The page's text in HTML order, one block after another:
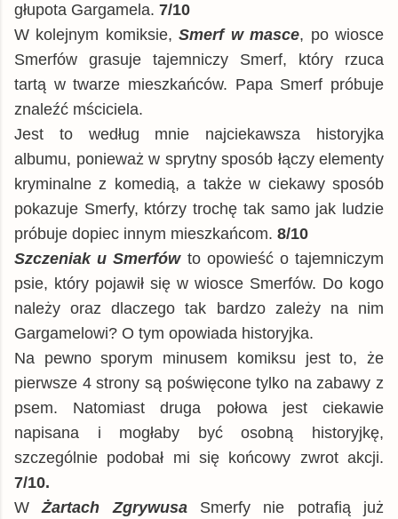
głupota Gargamela. 7/10
W kolejnym komiksie,Smerf w masce, po wiosce
Smerfów grasuje tajemniczy Smerf, który rzuca
tartą w twarze mieszkańców. Papa Smerf próbuje
znaleźć mściciela.
Jest to według mnie najciekawsza historyjka
albumu, ponieważ w sprytny sposób łączy elementy
kryminalne z komedią, a także w ciekawy sposób
pokazuje Smerfy, którzy trochę tak samo jak ludzie
próbuje dopiec innym mieszkańcom. 8/10
Szczeniak u Smerfów to opowieść o tajemniczym
psie, który pojawił się w wiosce Smerfów. Do kogo
należy oraz dlaczego tak bardzo zależy na nim
Gargamelowi? O tym opowiada historyjka.
Na pewno sporym minusem komiksu jest to, że
pierwsze 4 strony są poświęcone tylko na zabawy z
psem. Natomiast druga połowa jest ciekawie
napisana i mogłaby być osobną historyjkę,
szczególnie podobał mi się końcowy zwrot akcji.
7/10.
WŻartach Zgrywusa Smerfy nie potrafią już